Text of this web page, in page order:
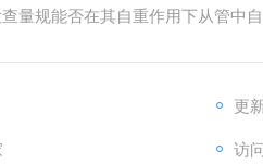
量规能否在其自重作用下从管中
更
访